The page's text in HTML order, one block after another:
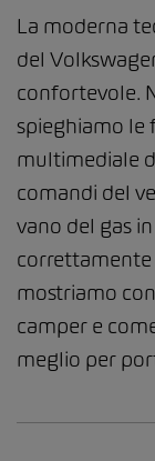
La moderna
del
confortevole.
spieghiamo le
multimediale
comandi del
vano del gas
correttamente
mostriamo
camper e
meglio per